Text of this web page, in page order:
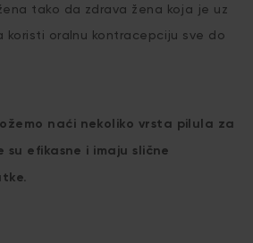
tako da zdrava žena koja je uz
koristi oralnu kontracepciju sve do
naći nekoliko vrsta pilula za
efikasne i imaju slične